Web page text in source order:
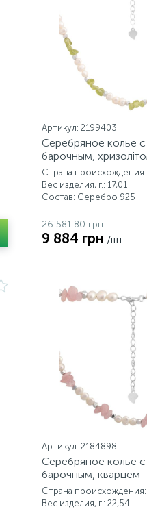
Артикул: 2199403
Серебряное колье
барочным,
Страна происхождения:
Вес изделия, г.: 17,01
Состав: Серебро 925
26 581.80 грн
9 884 грн /шт.
Артикул: 2184898
Серебряное колье
барочным, кварцем
Страна происхождения:
Вес изделия, г.: 22,54